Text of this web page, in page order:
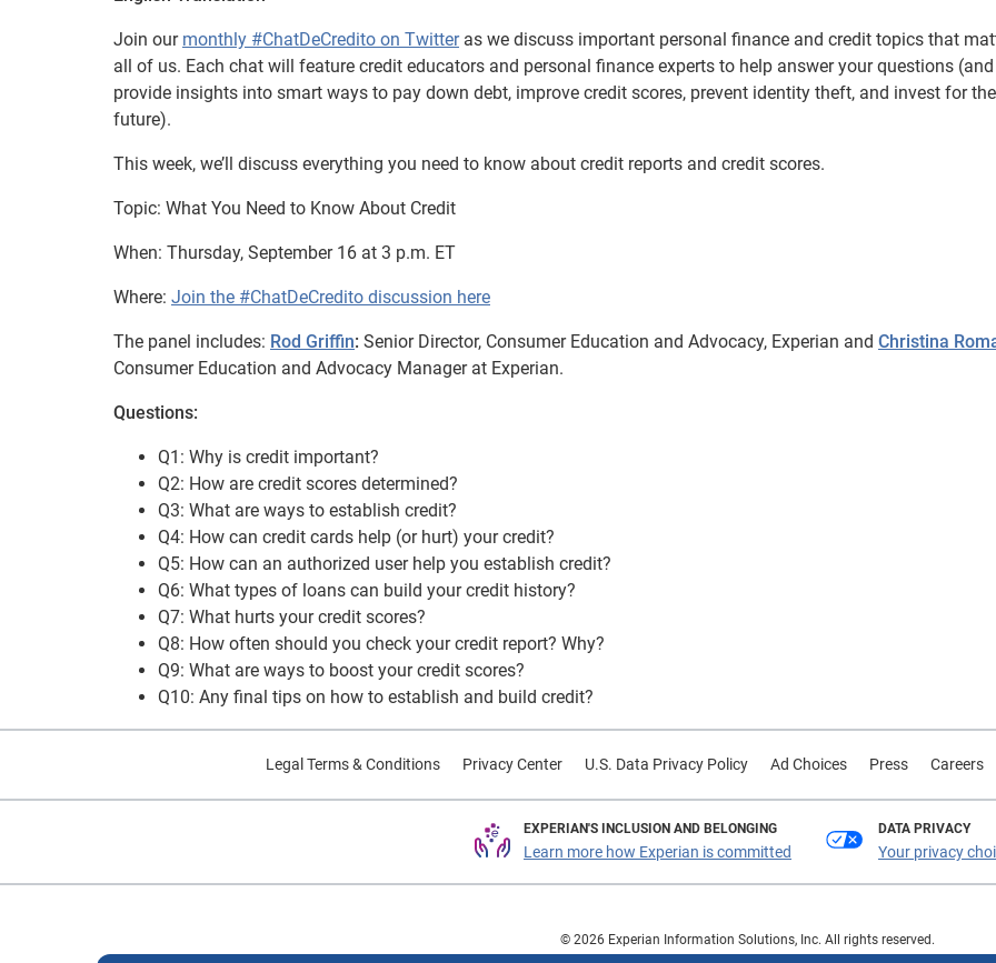
Join our monthly #ChatDeCredito on Twitteras we discuss important personal finance and credit topics that
all of us. Each chat will feature credit educators and personal finance experts to help answer your questions (and
provide insights into smart ways to pay down debt, improve credit scores, prevent identity theft, and invest for the
future).
This week, we’ll discuss everything you need to know about credit reports and credit scores.
Topic: What You Need to Know About Credit
When: Thursday, September 16 at 3 p.m. ET
Where: Join the #ChatDeCredito discussion here
The panel includes: Rod Griffin: Senior Director, Consumer Education and Advocacy, Experian and Christina
Consumer Education and Advocacy Manager at Experian.
Questions:
Q1: Why is credit important?
Q2: How are credit scores determined?
Q3: What are ways to establish credit?
Q4: How can credit cards help (or hurt) your credit?
Q5: How can an authorized user help you establish credit?
Q6: What types of loans can build your credit history?
Q7: What hurts your credit scores?
Q8: How often should you check your credit report? Why?
Q9: What are ways to boost your credit scores?
Q10: Any final tips on how to establish and build credit?
Legal Terms & Conditions Privacy Center U.S. Data Privacy Policy Ad Choices Press Careers
EXPERIAN'S INCLUSION AND BELONGING
Learn more how Experian is committed
DATA PRIVACY
Your privacy
© 2026 Experian Information Solutions, Inc. All rights reserved.